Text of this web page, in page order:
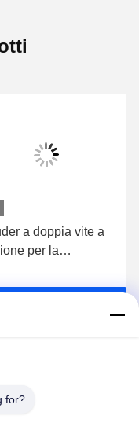
a doppia vite a
per la
ad alto
for?